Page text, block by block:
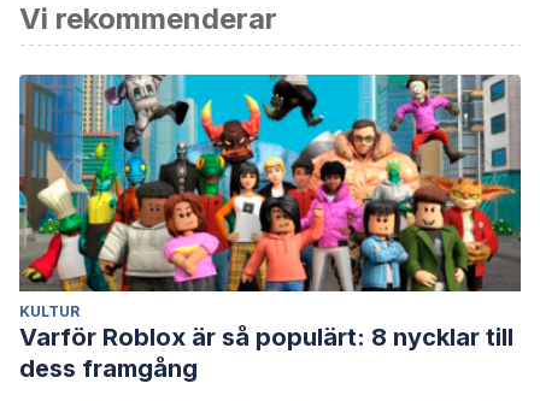
Vi rekommenderar
KULTUR
Varför Roblox är så populärt: 8 nycklar till
dess framgång